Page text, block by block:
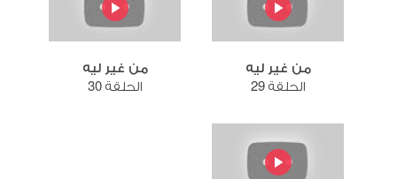
من غير ليه
الحلقة 29
من غير ليه
الحلقة 30